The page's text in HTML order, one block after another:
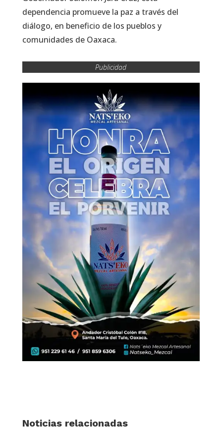
dependencia promueve la paz a través del
diálogo, en beneficio de los pueblos y
comunidades de Oaxaca.
Publicidad
Noticias relacionadas